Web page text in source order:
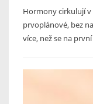
Hormony cirkulují v
prvoplánové, bez
více, než se na